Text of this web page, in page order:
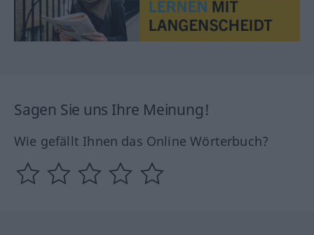
Sagen Sie uns Ihre Meinung!
Wie gefällt Ihnen das Online Wörterbuch?